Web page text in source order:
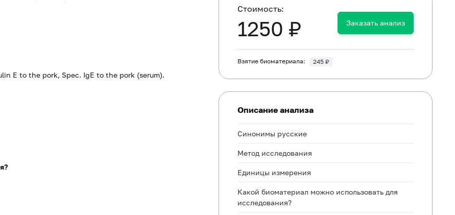
E to the pork, Spec. IgE to the pork (serum).
Cтоимость:
1250 ₽ Заказать анализ
Взятие биоматериала: 245 ₽
Описание анализа
Синонимы русские
Метод исследования
Единицы измерения
Какой биоматериал можно использовать для
исследования?